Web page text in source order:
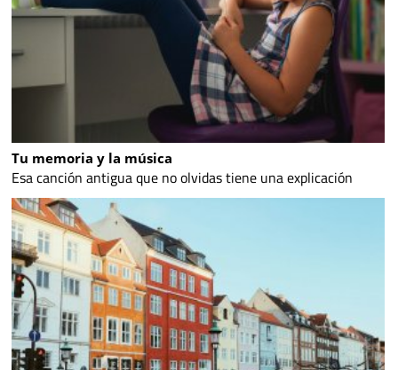
Tu memoria y la música
Esa canción antigua que no olvidas tiene una explicación